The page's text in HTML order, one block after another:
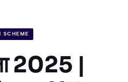
SCHEME
2025 |